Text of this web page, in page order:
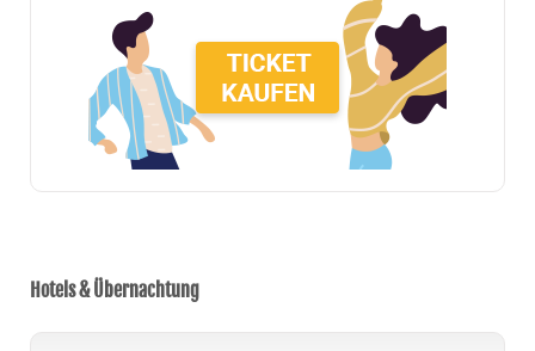
Hotels & Übernachtung